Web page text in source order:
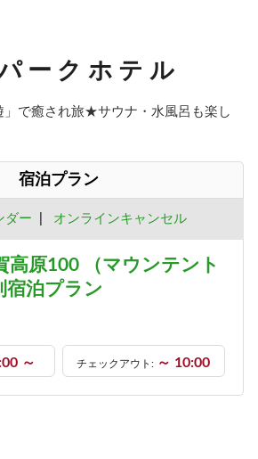
ークホテル
」で癒され旅★サウナ・水風呂も楽し
宿泊プラン
ダー オンラインキャンセル
原100 （マウンテント
宿泊プラン
～ チェックアウト: ～ 10:00